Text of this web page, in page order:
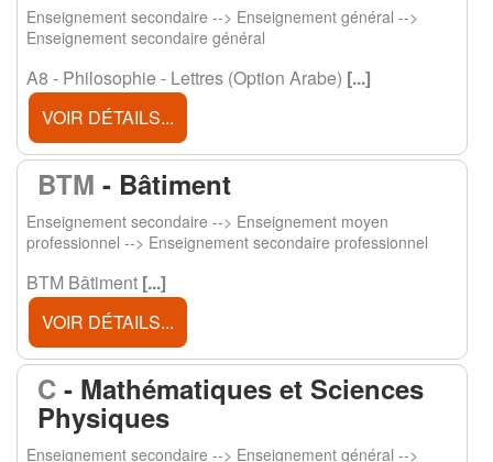
Enseignement secondaire --> Enseignement général -->
Enseignement secondaire général
A8 - Philosophie - Lettres (Option Arabe) [...]
VOIR DÉTAILS...
BTM - Bâtiment
Enseignement secondaire --> Enseignement moyen
professionnel --> Enseignement secondaire professionnel
BTM Bâtiment [...]
VOIR DÉTAILS...
C - Mathématiques et Sciences
Physiques
Enseignement secondaire --> Enseignement général -->